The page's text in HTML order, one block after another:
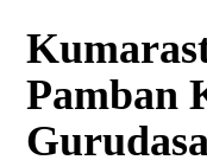
Pamban